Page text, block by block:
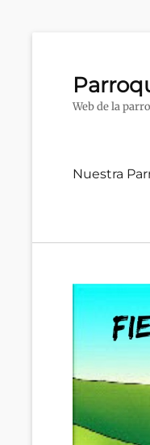
Web de la
Menú
Nuestra